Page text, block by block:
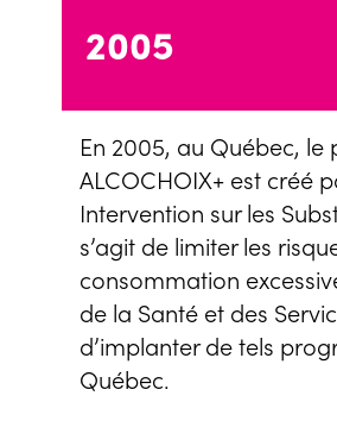
2005
En 2005, au Québec,
ALCOCHOIX+ est créé
Intervention sur les
s’agit de limiter les
consommation
de la Santé et des
d’implanter de tels
Québec.